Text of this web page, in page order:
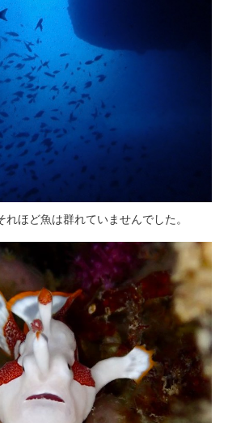
ほど魚は群れていませんでした。